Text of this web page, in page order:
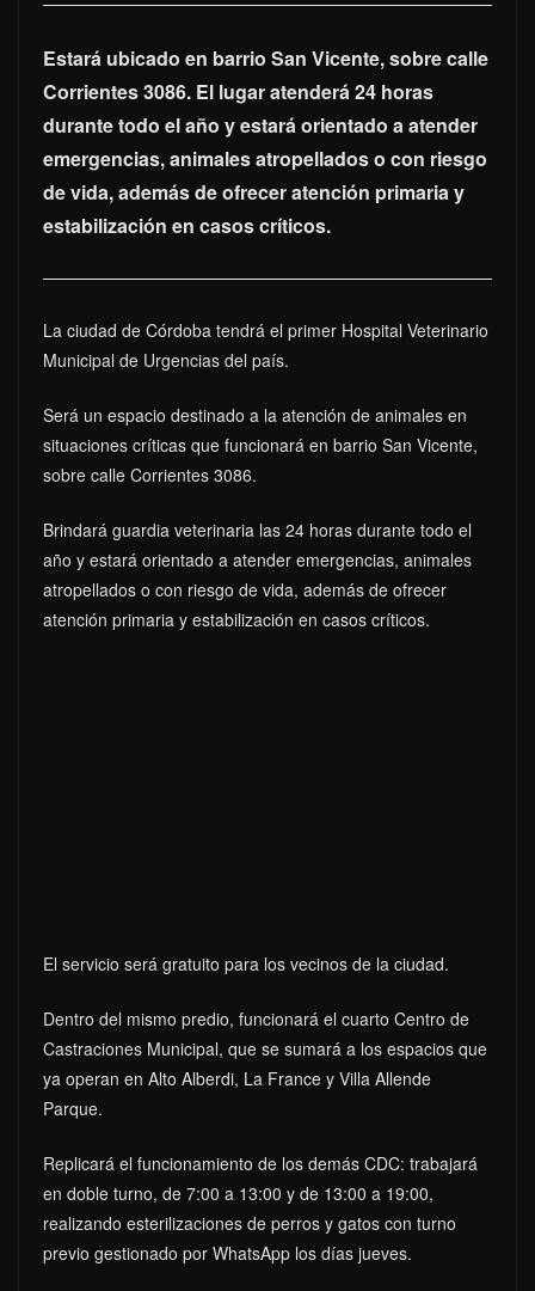
Estará ubicado en barrio San Vicente, sobre calle
Corrientes 3086. El lugar atenderá 24 horas
durante todo el año y estará orientado a atender
emergencias, animales atropellados o con riesgo
de vida, además de ofrecer atención primaria y
estabilización en casos críticos.
La ciudad de Córdoba tendrá el primer Hospital Veterinario
Municipal de Urgencias del país.
Será un espacio destinado a la atención de animales en
situaciones críticas que funcionará en barrio San Vicente,
sobre calle Corrientes 3086.
Brindará guardia veterinaria las 24 horas durante todo el
año y estará orientado a atender emergencias, animales
atropellados o con riesgo de vida, además de ofrecer
atención primaria y estabilización en casos críticos.
El servicio será gratuito para los vecinos de la ciudad.
Dentro del mismo predio, funcionará el cuarto Centro de
Castraciones Municipal, que se sumará a los espacios que
ya operan en Alto Alberdi, La France y Villa Allende
Parque.
Replicará el funcionamiento de los demás CDC: trabajará
en doble turno, de 7:00 a 13:00 y de 13:00 a 19:00,
realizando esterilizaciones de perros y gatos con turno
previo gestionado por WhatsApp los días jueves.